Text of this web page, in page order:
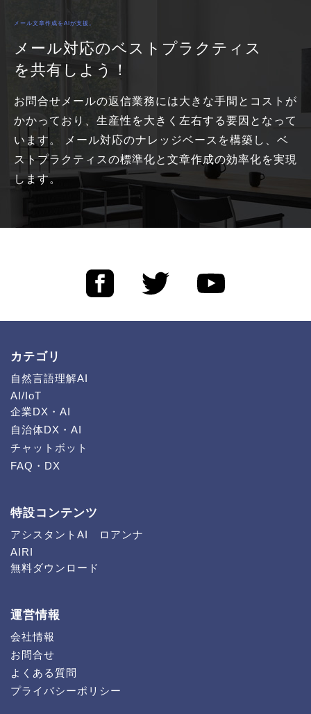
メール文章作成をAIが支援。
メール対応のベストプラクティス
を共有しよう！
お問合せメールの返信業務には大きな手間とコストが
かかっており、生産性を大きく左右する要因となって
います。 メール対応のナレッジベースを構築し、ベ
ストプラクティスの標準化と文章作成の効率化を実現
します。
カテゴリ
自然言語理解AI
AI/IoT
企業DX・AI
自治体DX・AI
チャットボット
FAQ・DX
特設コンテンツ
アシスタントAI ロアンナ
AIRI
無料ダウンロード
運営情報
会社情報
お問合せ
よくある質問
プライバシーポリシー